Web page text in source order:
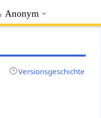
Anonym
Versionsgeschichte